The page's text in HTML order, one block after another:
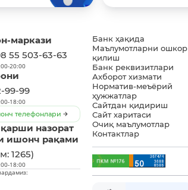
маркази
55 503-63-63
20:00
99-99
18:00
телефонлари
назорат
ишонч рақами
1265)
18:00
Банк ҳақида
Маълумотларни ошкор
қилиш
Банк реквизитлари
Ахборот хизмати
Норматив-меъёрий
ҳужжатлар
Сайтдан қидириш
Сайт харитаси
Очиқ маълумотлар
Контактлар